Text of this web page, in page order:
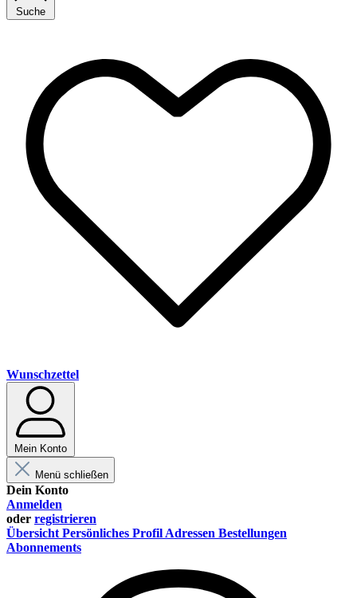
Suche
Wunschzettel
Mein Konto
Menü schließen
Dein Konto
Anmelden
oder registrieren
Übersicht Persönliches Profil Adressen Bestellungen
Abonnements